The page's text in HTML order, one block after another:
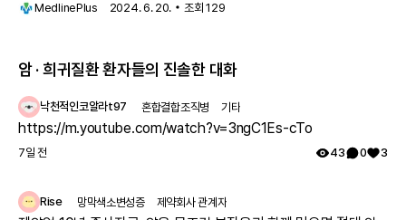
세포의 과잉 생산을 초래하는 희귀한 유형의 느리게 자라는 혈액
MedlinePlus 2024. 6. 20. 조회129
암 · 희귀질환 환자들의 진솔한 대화
낙천적인코알라t97 혼합결합조직병 기타
https://m.youtube.com/watch?v=3ngC1Es-cTo
7일 전 43 0 3
Rise 망막색소변성증 제약회사 관계자